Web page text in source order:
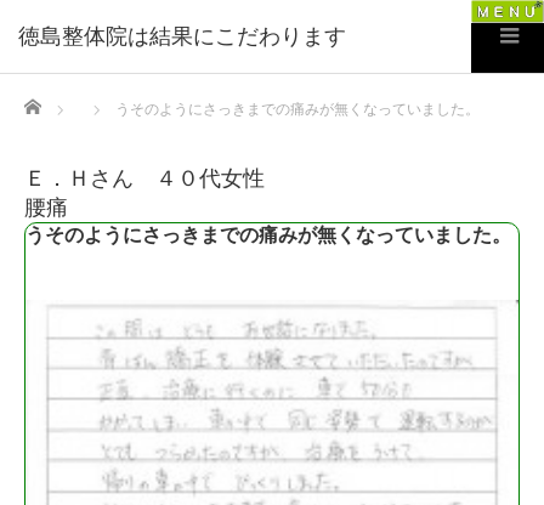
徳島整体院は結果にこだわります
Home うそのようにさっきまでの痛みが無くなっていました。
Ｅ．Ｈさん ４０代女性
腰痛
うそのようにさっきまでの痛みが無くなっていました。